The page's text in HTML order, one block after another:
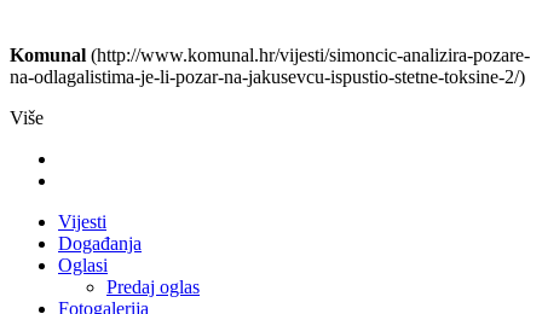
Komunal (http://www.komunal.hr/vijesti/simoncic-analizira-pozare-
na-odlagalistima-je-li-pozar-na-jakusevcu-ispustio-stetne-toksine-2/)
Više
Vijesti
Događanja
Oglasi
Predaj oglas
Fotogalerija